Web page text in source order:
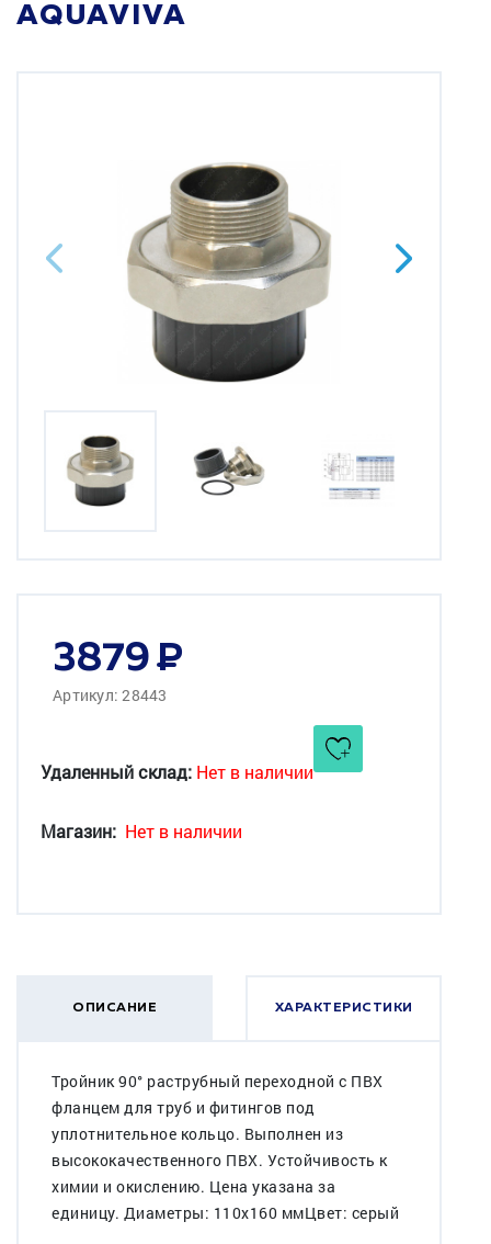
AQUAVIVA
3879
Артикул: 28443
Удаленный склад: Нет в наличии
Магазин: Нет в наличии
ОПИСАНИЕ ХАРАКТЕРИСТИКИ
Тройник 90° раструбный переходной с ПВХ
фланцем для труб и фитингов под
уплотнительное кольцо. Выполнен из
высококачественного ПВХ. Устойчивость к
химии и окислению. Цена указана за
единицу. Диаметры: 110х160 ммЦвет: серый